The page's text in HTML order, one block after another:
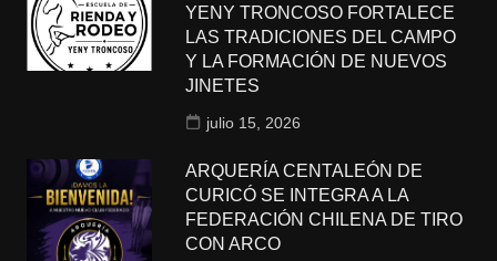
YENY TRONCOSO FORTALECE
LAS TRADICIONES DEL CAMPO
Y LA FORMACIÓN DE NUEVOS
JINETES
julio 15, 2026
ARQUERÍA CENTALEÓN DE
CURICÓ SE INTEGRA A LA
FEDERACIÓN CHILENA DE TIRO
CON ARCO